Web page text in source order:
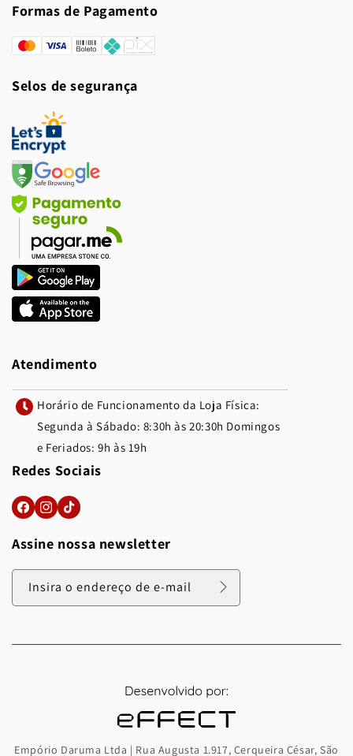
Formas de Pagamento
Formas
pagamento
Selos de segurança
Atendimento
Horário de Funcionamento da Loja Física:
Segunda à Sábado: 8:30h às 20:30h Domingos
e Feriados: 9h às 19h
Redes Sociais
Assine nossa newsletter
Insira o endereço de e-mail
Empório Daruma Ltda | Rua Augusta 1.917, Cerqueira César, São